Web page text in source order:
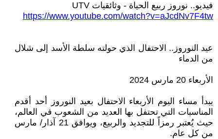
فيديو.. نوروز ربيع الحياة - وثائقيات UTV
https://www.youtube.com/watch?v=aJcdNv7F4tw
عيد النوروز.. الاحتفال الذي حولته سلطة اﻷسد إلى شلال
من الدماء
الأربعاء 20 مارس 2024
يبدأ مساء اليوم اﻷربعاء الاحتفال بعيد النوروز أحد أقدم
المناسبات التي تحتفل بها العديد من الشعوب في العالم،
حيث يُعتبر رمزاً للتجديد والربيع، ويوافق 21 آذار/ مارس
من كل عام.